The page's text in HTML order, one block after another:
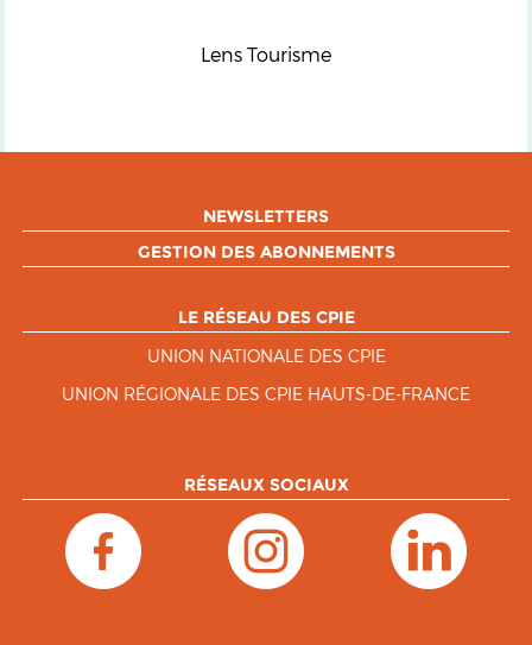
Lens Tourisme
NEWSLETTERS
GESTION DES ABONNEMENTS
LE RÉSEAU DES CPIE
UNION NATIONALE DES CPIE
UNION RÉGIONALE DES CPIE HAUTS-DE-FRANCE
RÉSEAUX SOCIAUX